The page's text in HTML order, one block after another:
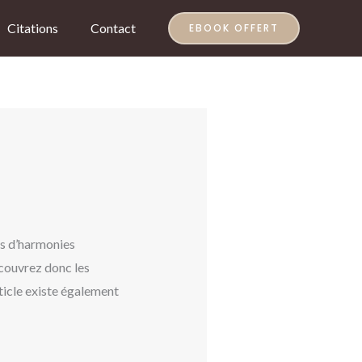
Citations Contact EBOOK OFFERT
d’harmonies
donc les
existe également